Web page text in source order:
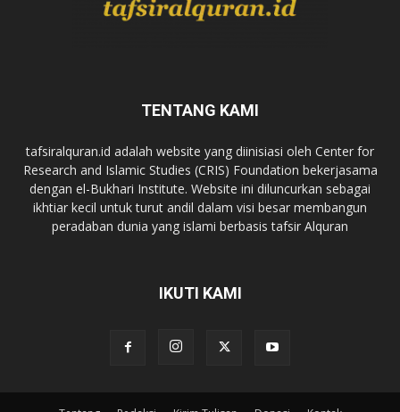
TENTANG KAMI
tafsiralquran.id adalah website yang diinisiasi oleh Center for
Research and Islamic Studies (CRIS) Foundation bekerjasama
dengan el-Bukhari Institute. Website ini diluncurkan sebagai
ikhtiar kecil untuk turut andil dalam visi besar membangun
peradaban dunia yang islami berbasis tafsir Alquran
IKUTI KAMI